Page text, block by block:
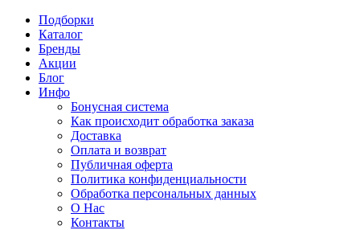
Подборки
Каталог
Бренды
Акции
Блог
Инфо
Бонусная система
Как происходит обработка заказа
Доставка
Оплата и возврат
Публичная оферта
Политика конфиденциальности
Обработка персональных данных
О Нас
Контакты